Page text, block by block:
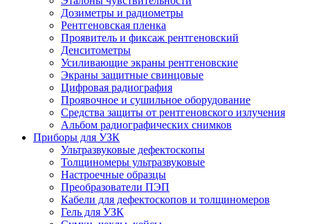
Дозиметры и радиометры
Рентгеновская пленка
Проявитель и фиксаж рентгеновский
Денситометры
Усиливающие экраны рентгеновские
Экраны защитные свинцовые
Цифровая радиография
Проявочное и сушильное оборудование
Средства защиты от рентгеновского излучения
Альбом радиографических снимков
Приборы для УЗК
Ультразвуковые дефектоскопы
Толщиномеры ультразвуковые
Настроечные образцы
Преобразователи ПЭП
Кабели для дефектоскопов и толщиномеров
Гель для УЗК